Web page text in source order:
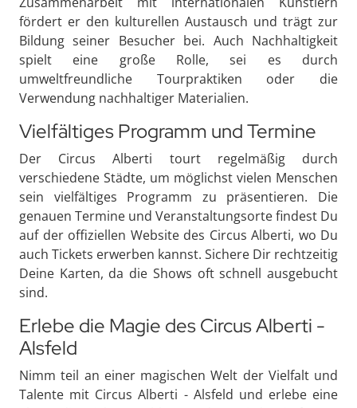
fördert er den kulturellen Austausch und trägt zur
Bildung seiner Besucher bei. Auch Nachhaltigkeit
spielt eine große Rolle, sei es durch
umweltfreundliche Tourpraktiken oder die
Verwendung nachhaltiger Materialien.
Vielfältiges Programm und Termine
Der Circus Alberti tourt regelmäßig durch
verschiedene Städte, um möglichst vielen Menschen
sein vielfältiges Programm zu präsentieren. Die
genauen Termine und Veranstaltungsorte findest Du
auf der offiziellen Website des Circus Alberti, wo Du
auch Tickets erwerben kannst. Sichere Dir rechtzeitig
Deine Karten, da die Shows oft schnell ausgebucht
sind.
Erlebe die Magie des Circus Alberti -
Alsfeld
Nimm teil an einer magischen Welt der Vielfalt und
Talente mit Circus Alberti - Alsfeld und erlebe eine